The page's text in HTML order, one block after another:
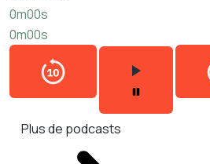
0m00s
0m00s
Plus de podcasts